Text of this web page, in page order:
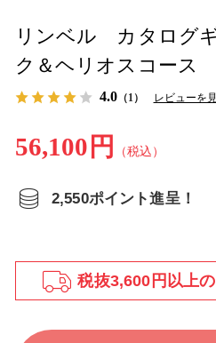
リンベル カタログ
ク＆ヘリオスコース
4.0 （1） レビューを
56,100円 （税込）
2,550ポイント進呈！
税抜3,600円以上